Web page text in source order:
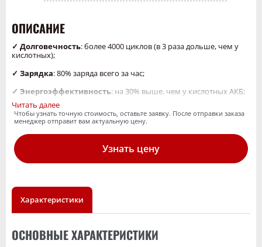
ОПИСАНИЕ
✓ Долговечность: более 4000 циклов (в 3 раза дольше, чем у
кислотных);
✓ Зарядка: 80% заряда всего за час;
✓ Энергоэффективность: на 30% выше, чем у кислотных АКБ;
✓ Минимальное обслуживание
: без долива воды и коррозии;
✓ Безопасность
: встроенная BMS, защита от перегрева и
короткого замыкания.
Читать далее
Чтобы узнать точную стоимость, оставьте заявку. После отправки заказа
менеджер отправит вам актуальную цену.
Узнать цену
Характеристики
ОСНОВНЫЕ ХАРАКТЕРИСТИКИ